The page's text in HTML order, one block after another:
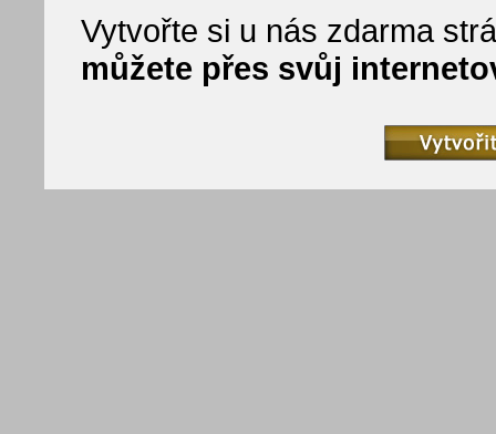
Vytvořte si u nás zdarma
můžete přes svůj